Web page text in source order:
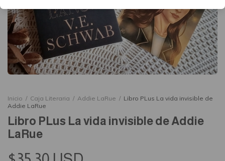
Inicio / Caja Literaria / Addie LaRue / Libro PLus La vida invisible de
Addie LaRue
Libro PLus La vida invisible de Addie
LaRue